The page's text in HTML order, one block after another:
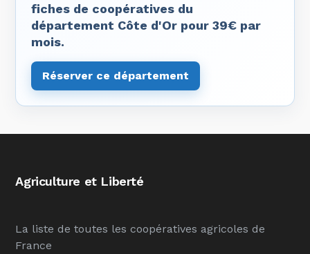
fiches de coopératives du
département Côte d'Or pour 39€ par
mois.
Réserver ce département
Agriculture et Liberté
La liste de toutes les coopératives agricoles de
France